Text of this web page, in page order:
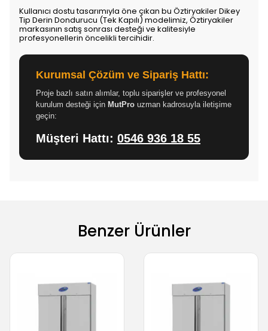
Kullanıcı dostu tasarımıyla öne çıkan bu Öztiryakiler Dikey
Tip Derin Dondurucu (Tek Kapılı) modelimiz, Öztiryakiler
markasının satış sonrası desteği ve kalitesiyle
profesyonellerin öncelikli tercihidir.
Kurumsal Çözüm ve Sipariş Hattı:
Proje bazlı satın alımlar, toplu siparişler ve profesyonel
kurulum desteği için MutPro uzman kadrosuyla iletişime
geçin:
Müşteri Hattı: 0546 936 18 55
Benzer Ürünler